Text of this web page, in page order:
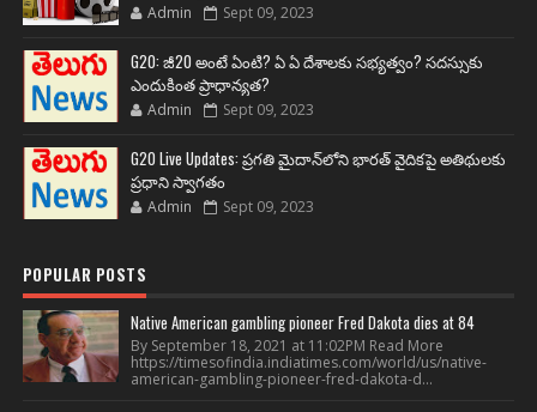
Admin Sept 09, 2023
G20: జీ20 అంటే ఏంటి? ఏ ఏ దేశాలకు సభ్యత్వం? సదస్సుకు
ఎందుకింత ప్రాధాన్యత?
Admin Sept 09, 2023
G20 Live Updates: ప్రగతి మైదాన్‌లోని భారత్ వైదికపై అతిథులకు
ప్రధాని స్వాగతం
Admin Sept 09, 2023
POPULAR POSTS
Native American gambling pioneer Fred Dakota dies at 84
By September 18, 2021 at 11:02PM Read More
https://timesofindia.indiatimes.com/world/us/native-
american-gambling-pioneer-fred-dakota-d...